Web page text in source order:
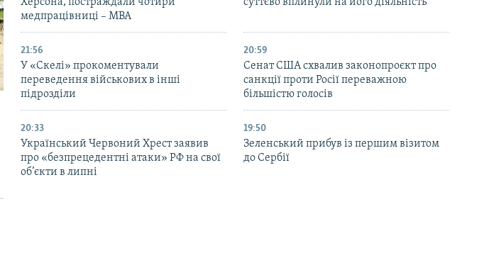
медпрацівниці – МВА
21:56
У «Скелі» прокоментували
переведення військових в інші
підрозділи
20:59
Cенат США схвалив законопроєкт про
санкції проти Росії переважною
більшістю голосів
20:33
Український Червоний Хрест заявив
про «безпрецедентні атаки» РФ на свої
об’єкти в липні
19:50
Зеленський прибув із першим візитом
до Сербії